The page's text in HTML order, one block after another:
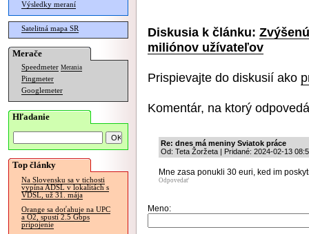
Výsledky meraní
Satelitná mapa SR
Merače
Speedmeter Merania
Pingmeter
Googlemeter
Hľadanie
Top články
Na Slovensku sa v tichosti
vypína ADSL v lokalitách s
VDSL, už 31. mája
Orange sa doťahuje na UPC
a O2, spustí 2.5 Gbps
pripojenie
Diskusia k článku:
miliónov užívateľov
Prispievajte do diskusií ako
Komentár, na ktorý
Re: dnes má meniny Sviatok práce
Od: Teta Žoržeta | Pridané: 2024-02-13
Mne zasa ponukli 30 euri, ked im
Odpovedať
Meno: